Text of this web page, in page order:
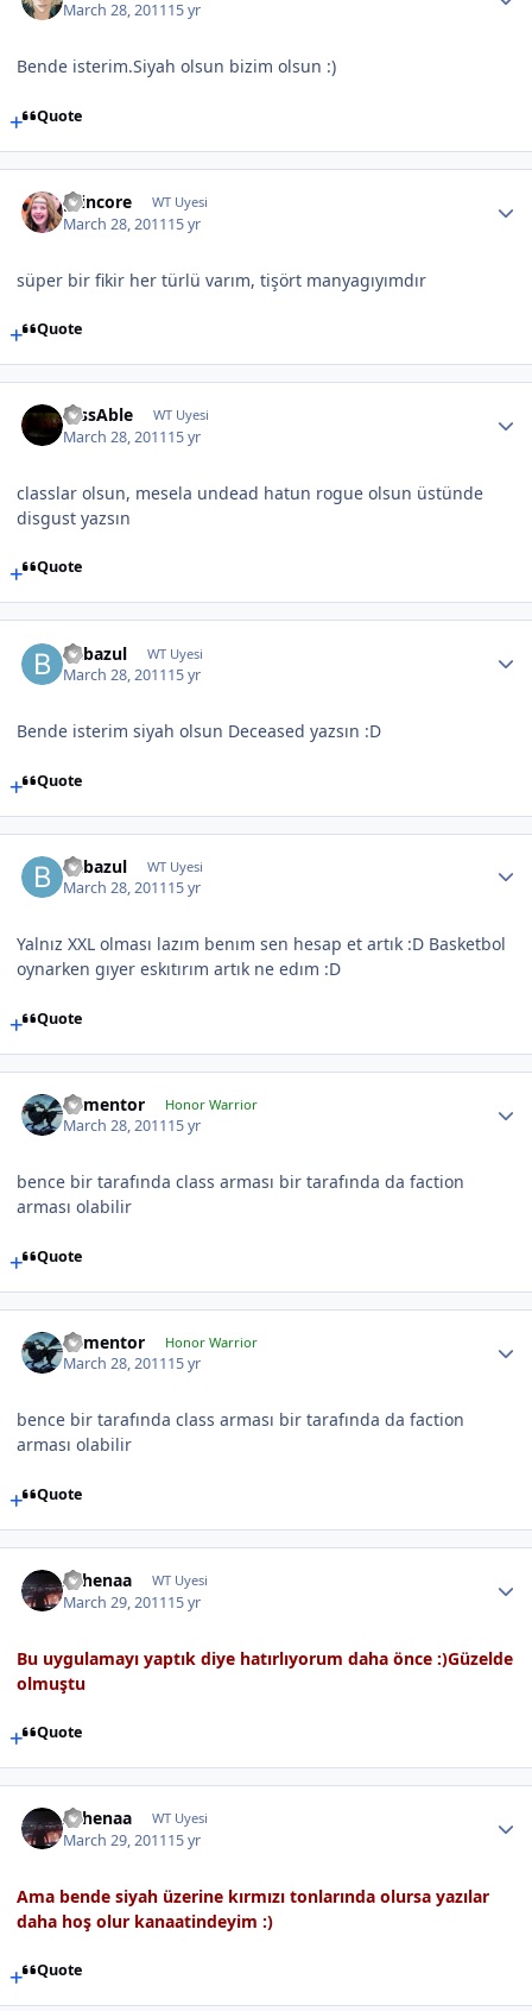
March 28, 201115 yr
Bende isterim.Siyah olsun bizim olsun :)
Quote
grincore WT Uyesi
March 28, 201115 yr
süper bir fikir her türlü varım, tişört manyagıyımdır
Quote
DissAble WT Uyesi
March 28, 201115 yr
classlar olsun, mesela undead hatun rogue olsun üstünde
disgust yazsın
Quote
Babazul WT Uyesi
March 28, 201115 yr
Bende isterim siyah olsun Deceased yazsın :D
Quote
Babazul WT Uyesi
March 28, 201115 yr
Yalnız XXL olması lazım benım sen hesap et artık :D Basketbol
oynarken gıyer eskıtırım artık ne edım :D
Quote
dementor Honor Warrior
March 28, 201115 yr
bence bir tarafında class arması bir tarafında da faction
arması olabilir
Quote
dementor Honor Warrior
March 28, 201115 yr
bence bir tarafında class arması bir tarafında da faction
arması olabilir
Quote
Athenaa WT Uyesi
March 29, 201115 yr
Bu uygulamayı yaptık diye hatırlıyorum daha önce :)Güzelde
olmuştu
Quote
Athenaa WT Uyesi
March 29, 201115 yr
Ama bende siyah üzerine kırmızı tonlarında olursa yazılar
daha hoş olur kanaatindeyim :)
Quote